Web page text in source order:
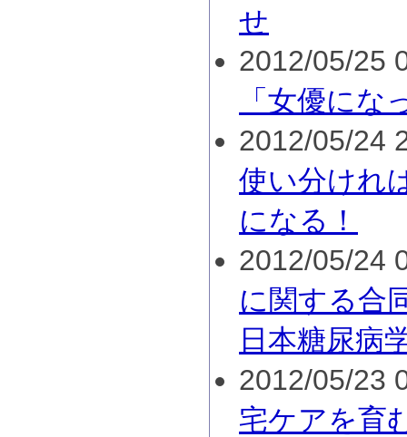
せ
2012/05/25
「女優にな
2012/05/24
使い分けれ
になる！
2012/05/24
に関する合
日本糖尿病
2012/05/23
宅ケアを育